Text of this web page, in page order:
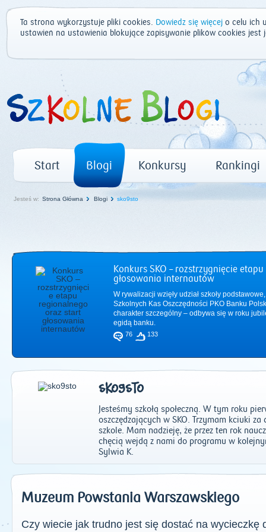
Ta strona wykorzystuje pliki cookies. Dowiedz się więcej o celu ich
ustawień na ustawienia blokujące zapisywanie plików cookies
Start Blogi Konkursy Rankingi
Jesteś w: Strona Główna Blogi sko9sto
Konkurs SKO – rozstrzygnięcie
głosowania internautów
W rywalizacji wzięły udział szkoły
Szkolnych Kas Oszczędności PKO Banku
charakter szczególny – odbywa się w roku
egidą banku.
76 133
SKO9STO
Jesteśmy szkołą społeczną. W tym roku
oszczędzających w SKO. Trzymam kciuki
szkole. Mam nadzieję, że przez ten rok
chęcią wejdą z nami do programu w
Sylwia K.
Muzeum Powstania Warszawskiego
Czy wiecie jak trudno jest się dostać na wycieczkę
2011 | 2012|